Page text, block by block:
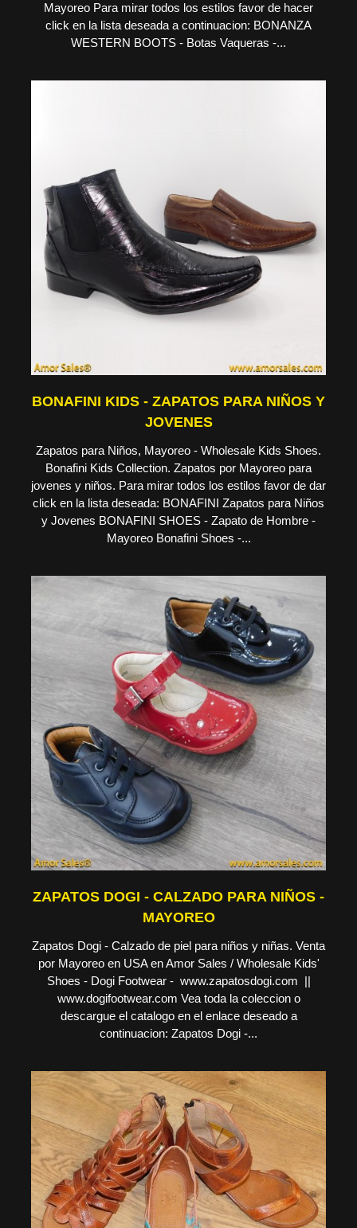
Mayoreo Para mirar todos los estilos favor de hacer
click en la lista deseada a continuacion: BONANZA
WESTERN BOOTS - Botas Vaqueras -...
BONAFINI KIDS - ZAPATOS PARA NIÑOS Y
JOVENES
Zapatos para Niños, Mayoreo - Wholesale Kids Shoes.
Bonafini Kids Collection. Zapatos por Mayoreo para
jovenes y niños. Para mirar todos los estilos favor de dar
click en la lista deseada: BONAFINI Zapatos para Niños
y Jovenes BONAFINI SHOES - Zapato de Hombre -
Mayoreo Bonafini Shoes -...
ZAPATOS DOGI - CALZADO PARA NIÑOS -
MAYOREO
Zapatos Dogi - Calzado de piel para niños y niñas. Venta
por Mayoreo en USA en Amor Sales / Wholesale Kids'
Shoes - Dogi Footwear - www.zapatosdogi.com ||
www.dogifootwear.com Vea toda la coleccion o
descargue el catalogo en el enlace deseado a
continuacion: Zapatos Dogi -...